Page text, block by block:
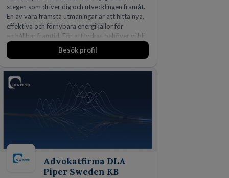
stegen som driver dig och utvecklingen framåt.
En av våra främsta utmaningar är att hitta nya,
effektiva och förnybara energikällor för
en hållbar framtid. För att lyckas behöver vi bli
fler medarbetare som vill göra skillnad.
Besök profil
Advokatfirma DLA
Piper Sweden KB